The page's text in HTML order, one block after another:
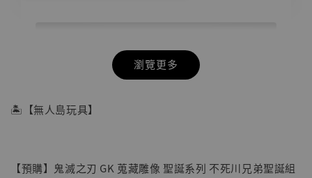
瀏覽更多
🏝【無人島玩具】
【預購】鬼滅之刃 GK 蒐藏雕像 聖誕系列 不死川兄弟聖誕組